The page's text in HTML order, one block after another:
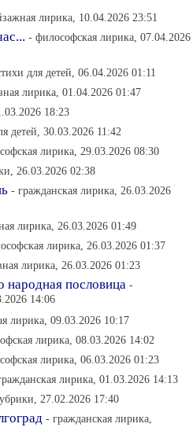
лирика, 10.04.2026 23:51
- философская лирика, 07.04.2026
для детей, 06.04.2026 01:11
лирика, 01.04.2026 01:47
18:23
детей, 30.03.2026 11:42
лирика, 29.03.2026 08:30
26.03.2026 02:38
- гражданская лирика, 26.03.2026
лирика, 26.03.2026 01:49
лирика, 26.03.2026 01:37
лирика, 26.03.2026 01:23
народная пословица -
14:06
лирика, 09.03.2026 10:17
лирика, 08.03.2026 14:02
лирика, 06.03.2026 01:23
лирика, 01.03.2026 14:13
27.02.2026 17:40
- гражданская лирика,